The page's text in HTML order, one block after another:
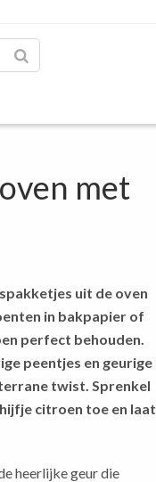
met
uit de oven
in bakpapier of
perfect behouden.
peentjes en geurige
twist. Sprenkel
citroen toe en laat
heerlijke geur die